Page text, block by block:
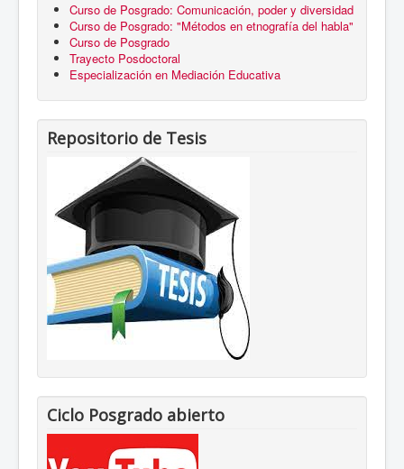
Curso de Posgrado: Comunicación, poder y diversidad
Curso de Posgrado: "Métodos en etnografía del habla"
Curso de Posgrado
Trayecto Posdoctoral
Especialización en Mediación Educativa
Repositorio de Tesis
Ciclo Posgrado abierto